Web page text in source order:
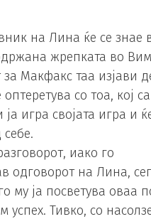
на Лина ќе се знае
жрепката во
за Макфакс таа изјави
со тоа, кој
ја игра својата игра и
иако го
одговорот на Лина,
му ја посветува оваа
успех. Тивко, со